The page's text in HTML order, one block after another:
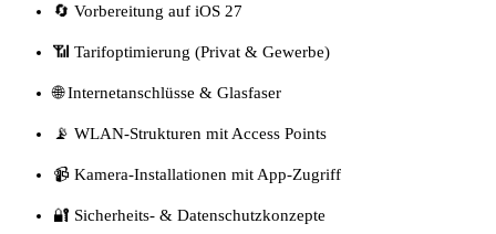
🔄 Vorbereitung auf iOS 27
📶 Tarifoptimierung (Privat & Gewerbe)
🌐 Internetanschlüsse & Glasfaser
📡 WLAN-Strukturen mit Access Points
📹 Kamera-Installationen mit App-Zugriff
🔐 Sicherheits- & Datenschutzkonzepte